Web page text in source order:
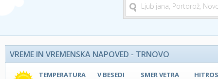
VREME IN VREMENSKA NAPOVED - TRNOVO
TEMPERATURA V BESEDI SMER VETRA